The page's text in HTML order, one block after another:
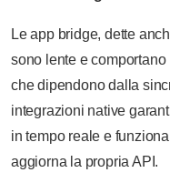
Le app bridge, dette
sono lente e
che dipendono dalla
integrazioni native
in tempo reale e
aggiorna la propria API.